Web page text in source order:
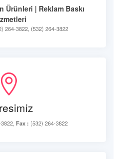
Ürünleri | Reklam Baskı
264-3822, (532) 264-3822
Fax : (532) 264-3822